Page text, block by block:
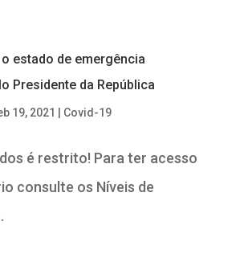
estado de emergência
Presidente da República
19, 2021 Covid-19
é restrito! Para ter acesso
consulte os Níveis de